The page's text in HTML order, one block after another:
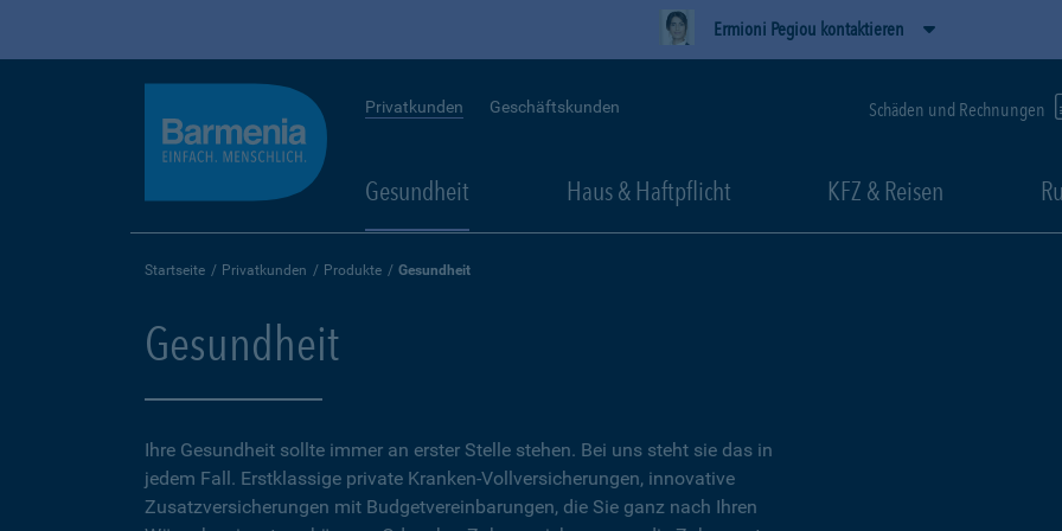
Ermioni Pegiou kontaktieren
Privatkunden Geschäftskunden Schäden und Rechnungen
Gesundheit Haus & Haftpflicht KFZ & Reisen
Startseite Privatkunden Produkte Gesundheit
Gesundheit
Ihre Gesundheit sollte immer an erster Stelle stehen. Bei uns steht sie das in
jedem Fall. Erstklassige private Kranken-Vollversicherungen, innovative
Zusatzversicherungen mit Budgetvereinbarungen, die Sie ganz nach Ihren